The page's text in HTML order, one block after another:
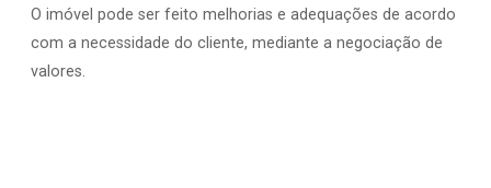
O imóvel pode ser feito melhorias e adequações de acordo
com a necessidade do cliente, mediante a negociação de
valores.